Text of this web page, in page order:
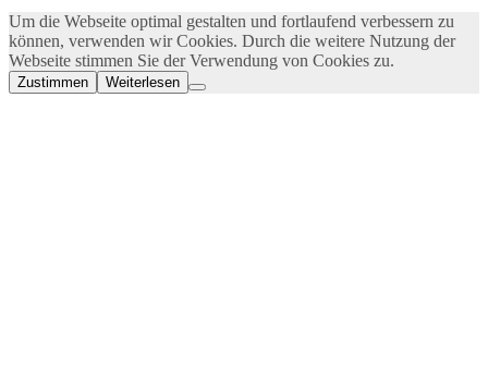
Um die Webseite optimal gestalten und fortlaufend verbessern zu
können, verwenden wir Cookies. Durch die weitere Nutzung der
Webseite stimmen Sie der Verwendung von Cookies zu.
Zustimmen Weiterlesen